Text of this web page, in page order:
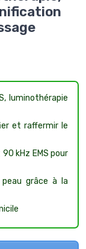
luminothérapie
et raffermir le
90 kHz EMS pour
grâce à la